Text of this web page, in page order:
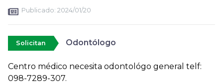
Publicado: 2024/01/20
Solicitan Odontólogo
Centro médico necesita odontológo general telf:
098-7289-307.